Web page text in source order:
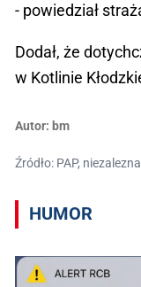
- powiedział
Dodał, że
w Kotlinie
Autor: bm
Źródło: PAP,
HUMOR